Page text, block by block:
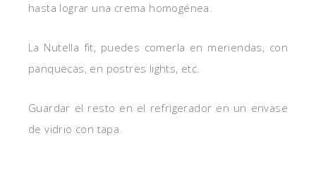
hasta lograr una crema homogénea.
La Nutella fit, puedes comerla en meriendas, con
panquecas, en postres lights, etc.
Guardar el resto en el refrigerador en un envase
de vidrio con tapa.